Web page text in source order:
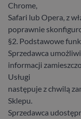
Chrome,
Safari lub Opera, z
poprawnie
§2. Podstawowe
Sprzedawca
informacji
Usługi
następuje z chwilą
Sklepu.
Sprzedawca